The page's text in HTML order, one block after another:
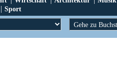
| Sport